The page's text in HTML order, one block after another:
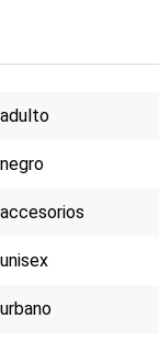
adulto
negro
accesorios
unisex
urbano